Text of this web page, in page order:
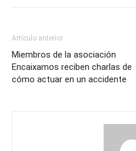
Artículo anterior
Miembros de la asociación
Encaixamos reciben charlas de
cómo actuar en un accidente